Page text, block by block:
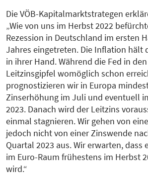
Die VÖB-Kapitalmarktstrategen
„Wie von uns im Herbst 2022
Rezession in Deutschland im ersten
Jahres eingetreten. Die Inflation hält
in ihrer Hand. Während die Fed in
Leitzinsgipfel womöglich schon
prognostizieren wir in Europa
Zinserhöhung im Juli und eventuell
2023. Danach wird der Leitzins
einmal stagnieren. Wir gehen von
jedoch nicht von einer Zinswende
Quartal 2023 aus. Wir erwarten, dass
im Euro-Raum frühestens im Herbst
wird.“